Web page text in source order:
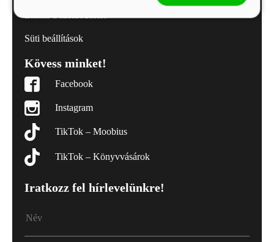
Süti beállítások
Kövess minket!
Facebook
Instagram
TikTok – Moobius
TikTok – Könyvvásárok
Iratkozz fel hírlevelünkre!